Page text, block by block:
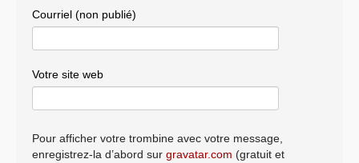
Courriel (non publié)
Votre site web
Pour afficher votre trombine avec votre message,
enregistrez-la d’abord sur gravatar.com (gratuit et